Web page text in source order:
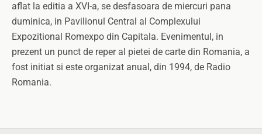
aflat la editia a XVI-a, se desfasoara de miercuri pana
duminica, in Pavilionul Central al Complexului
Expozitional Romexpo din Capitala. Evenimentul, in
prezent un punct de reper al pietei de carte din Romania, a
fost initiat si este organizat anual, din 1994, de Radio
Romania.